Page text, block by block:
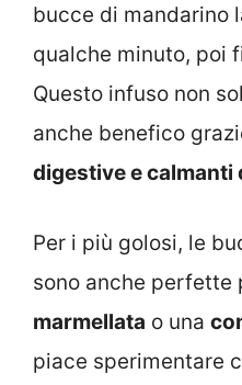
bucce di mandarino
qualche minuto, poi
Questo infuso non
anche benefico
digestive e calmanti
Per i più golosi, le
sono anche perfette
marmellata o una
piace sperimentare